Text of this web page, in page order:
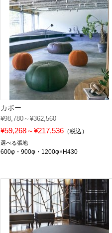
カボー
¥98,780～¥362,560
¥59,268～¥217,536 （税込）
選べる張地
600φ・900φ・1200φ×H430